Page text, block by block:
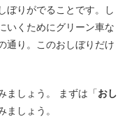
ぼりがでることです。し
いくためにグリーン車な
通り。このおしぼりだけ
ましょう。 まずは「おし
ましょう。